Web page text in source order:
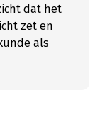
dat het
zet en
als